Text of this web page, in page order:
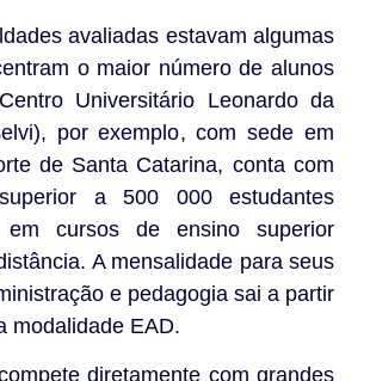
avaliadas estavam algumas
o maior número de alunos
Universitário Leonardo da
por exemplo, com sede em
de Santa Catarina, conta com
a 500 000 estudantes
em cursos de ensino superior
A mensalidade para seus
e pedagogia sai a partir
modalidade EAD.
diretamente com grandes